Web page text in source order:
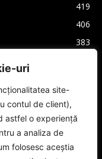
uri
site-
contul de client),
astfel o experiență
a analiza de
folosesc aceștia
419
406
383
160